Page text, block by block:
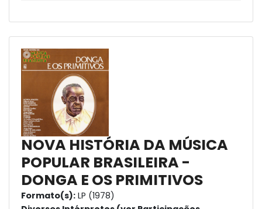
NOVA HISTÓRIA DA MÚSICA
POPULAR BRASILEIRA -
DONGA E OS PRIMITIVOS
Formato(s): LP (1978)